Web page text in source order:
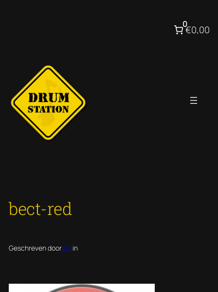
0€0,00
bect-red
Geschreven doorJanin